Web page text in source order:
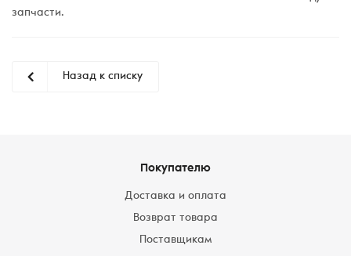
запчасти.
Назад к списку
Покупателю
Доставка и оплата
Возврат товара
Поставщикам